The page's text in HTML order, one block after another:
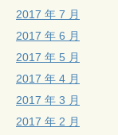
2017 年 7 月
2017 年 6 月
2017 年 5 月
2017 年 4 月
2017 年 3 月
2017 年 2 月